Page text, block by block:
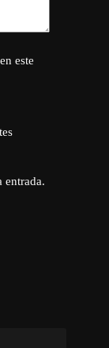
este
entrada.